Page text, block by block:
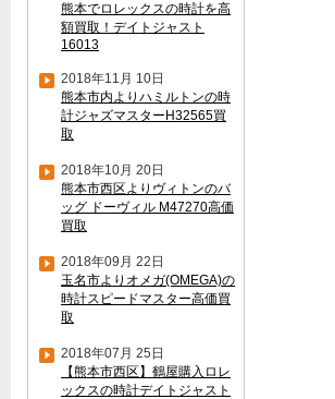
熊本でロレックスの時計を高
額買取！デイトジャスト
16013
2018年11月 10日
熊本市内よりハミルトンの時
計ジャズマスターH32565買
取
2018年10月 20日
熊本市西区よりヴィトンのバ
ッグ ドーヴィル M47270高価
買取
2018年09月 22日
玉名市よりオメガ(OMEGA)の
時計スピードマスター高価買
取
2018年07月 25日
【熊本市西区】鶴屋購入ロレ
ックスの時計デイトジャスト